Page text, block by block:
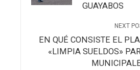
GUAYABOS
NEXT
EN QUÉ CONSISTE EL
«LIMPIA SUELDOS»